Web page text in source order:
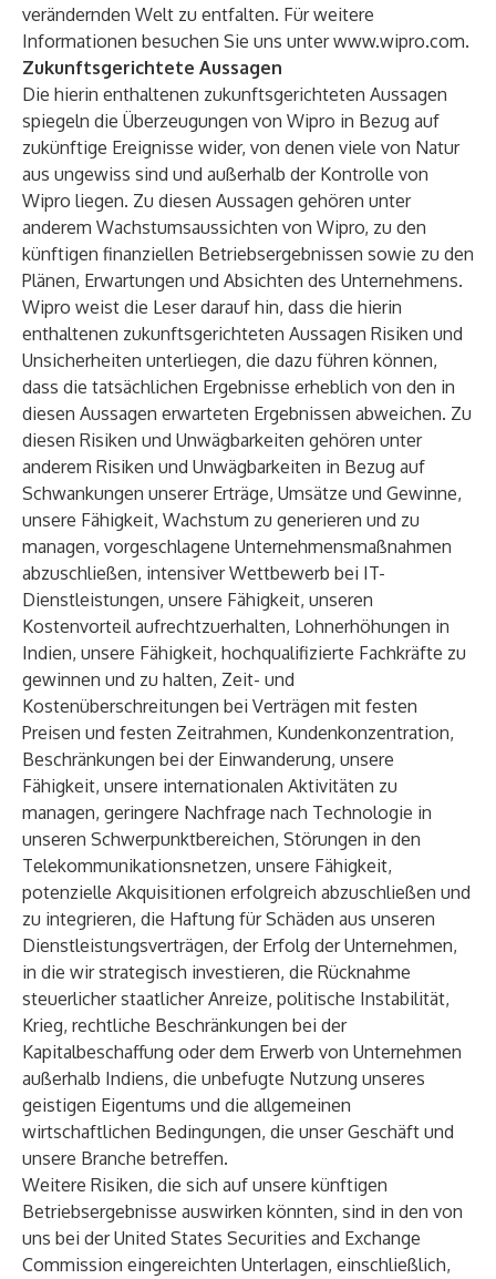
verändernden Welt zu entfalten. Für weitere
Informationen besuchen Sie uns unterwww.wipro.com.
Zukunftsgerichtete Aussagen
Die hierin enthaltenen zukunftsgerichteten Aussagen
spiegeln die Überzeugungen von Wipro in Bezug auf
zukünftige Ereignisse wider, von denen viele von Natur
aus ungewiss sind und außerhalb der Kontrolle von
Wipro liegen. Zu diesen Aussagen gehören unter
anderem Wachstumsaussichten von Wipro, zu den
künftigen finanziellen Betriebsergebnissen sowie zu den
Plänen, Erwartungen und Absichten des Unternehmens.
Wipro weist die Leser darauf hin, dass die hierin
enthaltenen zukunftsgerichteten Aussagen Risiken und
Unsicherheiten unterliegen, die dazu führen können,
dass die tatsächlichen Ergebnisse erheblich von den in
diesen Aussagen erwarteten Ergebnissen abweichen. Zu
diesen Risiken und Unwägbarkeiten gehören unter
anderem Risiken und Unwägbarkeiten in Bezug auf
Schwankungen unserer Erträge, Umsätze und Gewinne,
unsere Fähigkeit, Wachstum zu generieren und zu
managen, vorgeschlagene Unternehmensmaßnahmen
abzuschließen, intensiver Wettbewerb bei IT-
Dienstleistungen, unsere Fähigkeit, unseren
Kostenvorteil aufrechtzuerhalten, Lohnerhöhungen in
Indien, unsere Fähigkeit, hochqualifizierte Fachkräfte zu
gewinnen und zu halten, Zeit- und
Kostenüberschreitungen bei Verträgen mit festen
Preisen und festen Zeitrahmen, Kundenkonzentration,
Beschränkungen bei der Einwanderung, unsere
Fähigkeit, unsere internationalen Aktivitäten zu
managen, geringere Nachfrage nach Technologie in
unseren Schwerpunktbereichen, Störungen in den
Telekommunikationsnetzen, unsere Fähigkeit,
potenzielle Akquisitionen erfolgreich abzuschließen und
zu integrieren, die Haftung für Schäden aus unseren
Dienstleistungsverträgen, der Erfolg der Unternehmen,
in die wir strategisch investieren, die Rücknahme
steuerlicher staatlicher Anreize, politische Instabilität,
Krieg, rechtliche Beschränkungen bei der
Kapitalbeschaffung oder dem Erwerb von Unternehmen
außerhalb Indiens, die unbefugte Nutzung unseres
geistigen Eigentums und die allgemeinen
wirtschaftlichen Bedingungen, die unser Geschäft und
unsere Branche betreffen.
Weitere Risiken, die sich auf unsere künftigen
Betriebsergebnisse auswirken könnten, sind in den von
uns bei der United States Securities and Exchange
Commission eingereichten Unterlagen, einschließlich,